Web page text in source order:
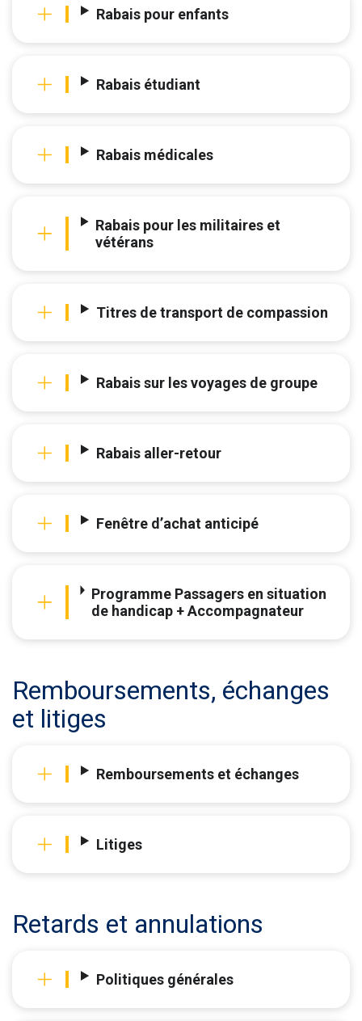
Rabais pour enfants
Rabais étudiant
Rabais médicales
Rabais pour les militaires et
vétérans
Titres de transport de compassion
Rabais sur les voyages de groupe
Rabais aller-retour
Fenêtre d’achat anticipé
Programme Passagers en situation
de handicap + Accompagnateur
Remboursements, échanges
et litiges
Remboursements et échanges
Litiges
Retards et annulations
Politiques générales